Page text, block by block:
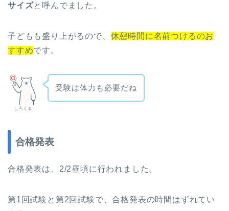
サイズと呼んでました。
子どもも盛り上がるので、 休憩時間に名前つけるのお
すすめです。
しろくま
受験は体力も必要だね
合格発表
合格発表は、2/2昼頃に行われました。
第1回試験と第2回試験で、合格発表の時間はずれてい